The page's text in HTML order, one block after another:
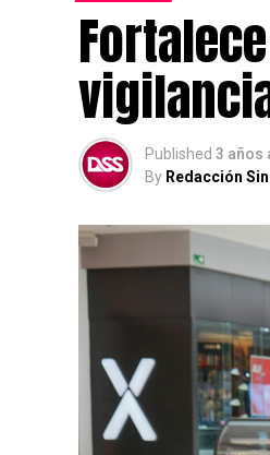
Published 3 años
By Redacción